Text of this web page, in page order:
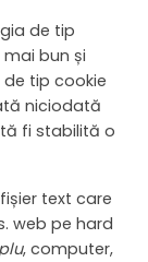
de tip
bun și
tip cookie
niciodată
fi stabilită o
text care
web pe hard
, computer,